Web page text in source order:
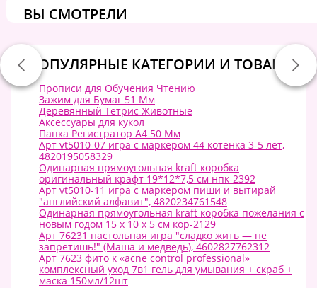
ВЫ СМОТРЕЛИ
ПОПУЛЯРНЫЕ КАТЕГОРИИ И ТОВАРЫ:
Прописи для Обучения Чтению
Зажим для Бумаг 51 Мм
Деревянный Тетрис Животные
Аксессуары для кукол
Папка Регистратор А4 50 Мм
Арт vt5010-07 игра с маркером 44 котенка 3-5 лет,
4820195058329
Одинарная прямоугольная kraft коробка
оригинальный крафт 19*12*7,5 см нпк-2392
Арт vt5010-11 игра с маркером пиши и вытирай
"английский алфавит", 4820234761548
Одинарная прямоугольная kraft коробка пожелания с
новым годом 15 х 10 х 5 см кор-2129
Арт 76231 настольная игра "сладко жить — не
запретишь!" (Маша и медведь), 4602827762312
Арт 7623 фито к «acne control professional»
комплексный уход 7в1 гель для умывания + скраб +
маска 150мл/12шт